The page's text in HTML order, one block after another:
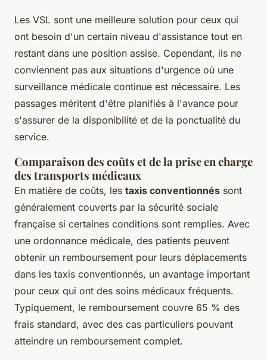
Les VSL sont une meilleure solution pour ceux qui
ont besoin d'un certain niveau d'assistance tout en
restant dans une position assise. Cependant, ils ne
conviennent pas aux situations d'urgence où une
surveillance médicale continue est nécessaire. Les
passages méritent d'être planifiés à l'avance pour
s'assurer de la disponibilité et de la ponctualité du
service.
Comparaison des coûts et de la prise en charge
des transports médicaux
En matière de coûts, les taxis conventionnés sont
généralement couverts par la sécurité sociale
française si certaines conditions sont remplies. Avec
une ordonnance médicale, des patients peuvent
obtenir un remboursement pour leurs déplacements
dans les taxis conventionnés, un avantage important
pour ceux qui ont des soins médicaux fréquents.
Typiquement, le remboursement couvre 65 % des
frais standard, avec des cas particuliers pouvant
atteindre un remboursement complet.